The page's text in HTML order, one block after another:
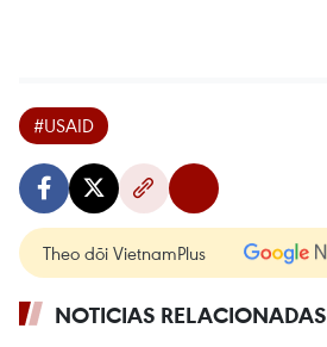
#USAID
Theo dõi VietnamPlus
NOTICIAS RELACIONADAS